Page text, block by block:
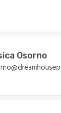
Osorno